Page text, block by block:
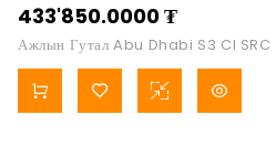
433'850.0000₮
Ажлын Гутал Abu Dhabi S3 CI SRC